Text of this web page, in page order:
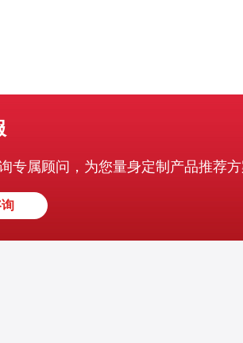
专属顾问，为您量身定制产品推荐